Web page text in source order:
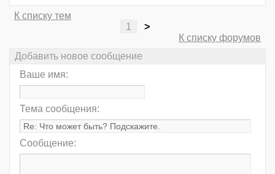
К списку тем
1
>
К списку форумов
Добавить новое сообщение
Ваше имя:
Тема сообщения:
Сообщение: